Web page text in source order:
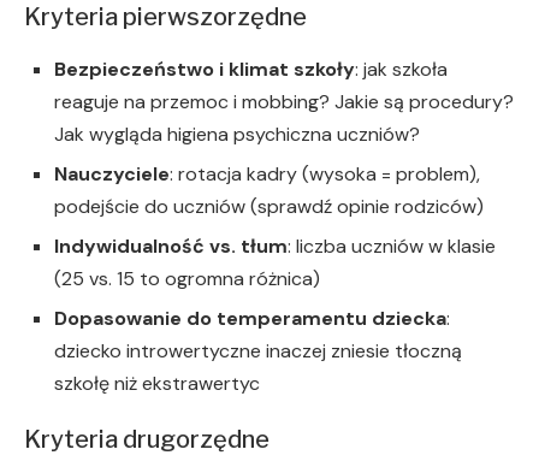
Kryteria pierwszorzędne
Bezpieczeństwo i klimat szkoły: jak szkoła
reaguje na przemoc i mobbing? Jakie są procedury?
Jak wygląda higiena psychiczna uczniów?
Nauczyciele: rotacja kadry (wysoka = problem),
podejście do uczniów (sprawdź opinie rodziców)
Indywidualność vs. tłum: liczba uczniów w klasie
(25 vs. 15 to ogromna różnica)
Dopasowanie do temperamentu dziecka:
dziecko introwertyczne inaczej zniesie tłoczną
szkołę niż ekstrawertyc
Kryteria drugorzędne